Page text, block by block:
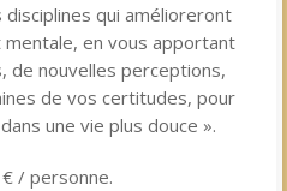
qui amélioreront
en vous apportant
de nouvelles perceptions,
de vos certitudes, pour
une vie plus douce ».
/ personne.